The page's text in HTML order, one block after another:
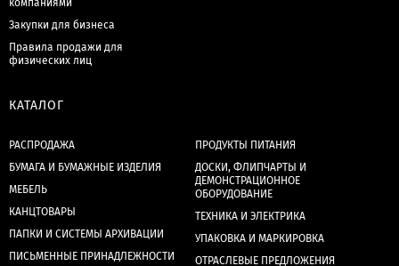
компаниями
Закупки для бизнеса
Правила продажи для
физических лиц
КАТАЛОГ
РАСПРОДАЖА
БУМАГА И БУМАЖНЫЕ ИЗДЕЛИЯ
МЕБЕЛЬ
КАНЦТОВАРЫ
ПАПКИ И СИСТЕМЫ АРХИВАЦИИ
ПИСЬМЕННЫЕ ПРИНАДЛЕЖНОСТИ
ПРОДУКТЫ ПИТАНИЯ
ДОСКИ, ФЛИПЧАРТЫ И
ДЕМОНСТРАЦИОННОЕ
ОБОРУДОВАНИЕ
ТЕХНИКА И ЭЛЕКТРИКА
УПАКОВКА И МАРКИРОВКА
ОТРАСЛЕВЫЕ ПРЕДЛОЖЕНИЯ